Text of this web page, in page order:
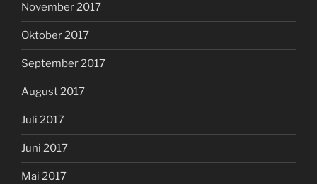
November 2017
Oktober 2017
September 2017
August 2017
Juli 2017
Juni 2017
Mai 2017